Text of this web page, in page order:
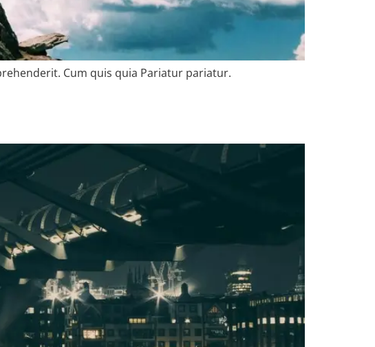
Cum quis quia Pariatur pariatur.